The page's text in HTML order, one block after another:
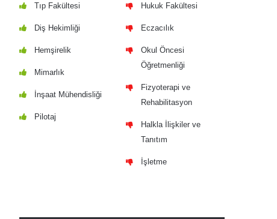
Tıp Fakültesi
Diş Hekimliği
Hemşirelik
Mimarlık
İnşaat Mühendisliği
Pilotaj
Hukuk Fakültesi
Eczacılık
Okul Öncesi
Öğretmenliği
Fizyoterapi ve
Rehabilitasyon
Halkla İlişkiler ve
Tanıtım
İşletme